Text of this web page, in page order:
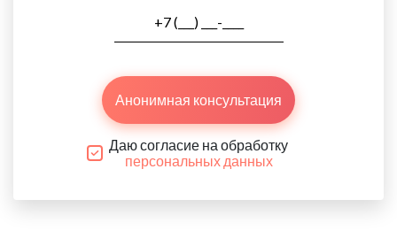
Анонимная консультация
Даю согласие на обработку
персональных данных